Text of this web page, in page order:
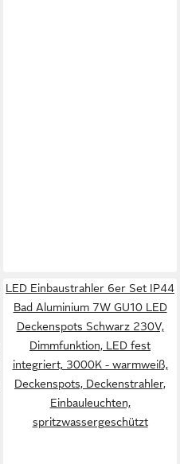
LED Einbaustrahler 6er Set IP44
Bad Aluminium 7W GU10 LED
Deckenspots Schwarz 230V,
Dimmfunktion, LED fest
integriert, 3000K - warmweiß,
Deckenspots, Deckenstrahler,
Einbauleuchten,
spritzwassergeschützt